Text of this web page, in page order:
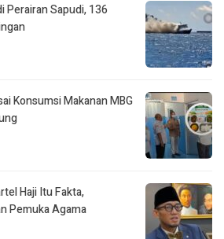
Perairan Sapudi, 136
Konsumsi Makanan MBG
Haji Itu Fakta,
Pemuka Agama